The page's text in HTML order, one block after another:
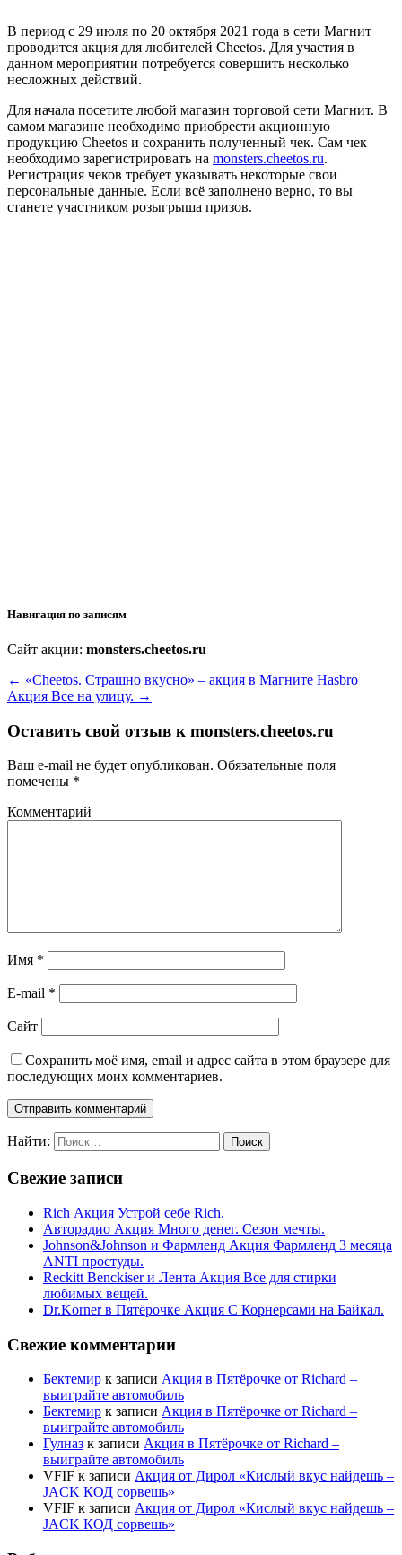
В период с 29 июля по 20 октября 2021 года в сети Магнит
проводится акция для любителей Cheetos. Для участия в
данном мероприятии потребуется совершить несколько
несложных действий.
Для начала посетите любой магазин торговой сети Магнит. В
самом магазине необходимо приобрести акционную
продукцию Cheetos и сохранить полученный чек. Сам чек
необходимо зарегистрировать на monsters.cheetos.ru.
Регистрация чеков требует указывать некоторые свои
персональные данные. Если всё заполнено верно, то вы
станете участником розыгрыша призов.
Навигация по записям
Сайт акции: monsters.cheetos.ru
← «Cheetos. Страшно вкусно» – акция в Магните Hasbro
Акция Все на улицу. →
Оставить свой отзыв к monsters.cheetos.ru
Ваш e-mail не будет опубликован. Обязательные поля
помечены *
Комментарий
Имя *
E-mail *
Сайт
Сохранить моё имя, email и адрес сайта в этом браузере для
последующих моих комментариев.
Найти:
Свежие записи
Rich Акция Устрой себе Rich.
Авторадио Акция Много денег. Сезон мечты.
Johnson&Johnson и Фармленд Акция Фармленд 3 месяца
ANTI простуды.
Reckitt Benckiser и Лента Акция Все для стирки
любимых вещей.
Dr.Korner в Пятёрочке Акция С Корнерсами на Байкал.
Свежие комментарии
Бектемир к записи Акция в Пятёрочке от Richard –
выиграйте автомобиль
Бектемир к записи Акция в Пятёрочке от Richard –
выиграйте автомобиль
Гулназ к записи Акция в Пятёрочке от Richard –
выиграйте автомобиль
VFIF к записи Акция от Дирол «Кислый вкус найдешь –
JACK КОД сорвешь»
VFIF к записи Акция от Дирол «Кислый вкус найдешь –
JACK КОД сорвешь»